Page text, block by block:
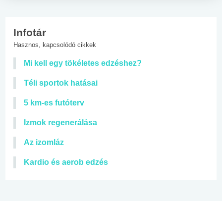
Infotár
Hasznos, kapcsolódó cikkek
Mi kell egy tökéletes edzéshez?
Téli sportok hatásai
5 km-es futóterv
Izmok regenerálása
Az izomláz
Kardio és aerob edzés